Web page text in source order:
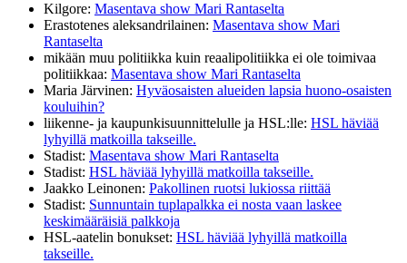
Kilgore: Masentava show Mari Rantaselta
Erastotenes aleksandrilainen: Masentava show Mari
Rantaselta
mikään muu politiikka kuin reaalipolitiikka ei ole toimivaa
politiikkaa: Masentava show Mari Rantaselta
Maria Järvinen: Hyväosaisten alueiden lapsia huono-osaisten
kouluihin?
liikenne- ja kaupunkisuunnittelulle ja HSL:lle: HSL häviää
lyhyillä matkoilla takseille.
Stadist: Masentava show Mari Rantaselta
Stadist: HSL häviää lyhyillä matkoilla takseille.
Jaakko Leinonen: Pakollinen ruotsi lukiossa riittää
Stadist: Sunnuntain tuplapalkka ei nosta vaan laskee
keskimääräisiä palkkoja
HSL-aatelin bonukset: HSL häviää lyhyillä matkoilla
takseille.